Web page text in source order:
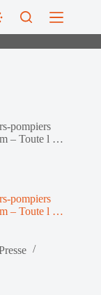
pompiers
– Toute l …
pompiers
– Toute l …